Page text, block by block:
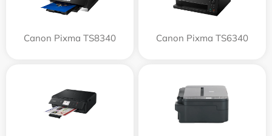
Canon Pixma TS8340 Canon Pixma TS6340